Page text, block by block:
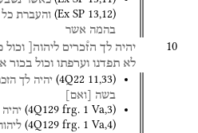
(Ex SP 13,12) והעברת כל
בהמה אשר
10 יהיה לך הז֯כרים ליהוה[ וכול
לא תפדנו וערפתו וכול בכור
(4Q22 11,33) יהיה לך
בשה
ואם
(4Q129 frg. 1 Va,3) יהיה
(4Q129 frg. 1 Va,4)